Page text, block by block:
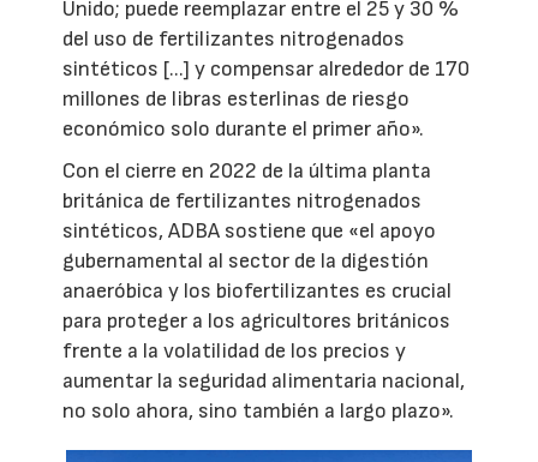
Unido; puede reemplazar entre el 25 y 30 %
del uso de fertilizantes nitrogenados
sintéticos [...] y compensar alrededor de 170
millones de libras esterlinas de riesgo
económico solo durante el primer año».
Con el cierre en 2022 de la última planta
británica de fertilizantes nitrogenados
sintéticos, ADBA sostiene que «el apoyo
gubernamental al sector de la digestión
anaeróbica y los biofertilizantes es crucial
para proteger a los agricultores británicos
frente a la volatilidad de los precios y
aumentar la seguridad alimentaria nacional,
no solo ahora, sino también a largo plazo».